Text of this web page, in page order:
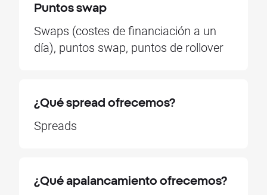
Puntos swap
Swaps (costes de financiación a un
día), puntos swap, puntos de rollover
¿Qué spread ofrecemos?
Spreads
¿Qué apalancamiento ofrecemos?